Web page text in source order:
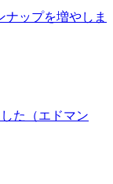
ナップを増やしま
た（エドマン